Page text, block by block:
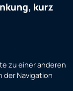
kurz
zu einer anderen
der Navigation